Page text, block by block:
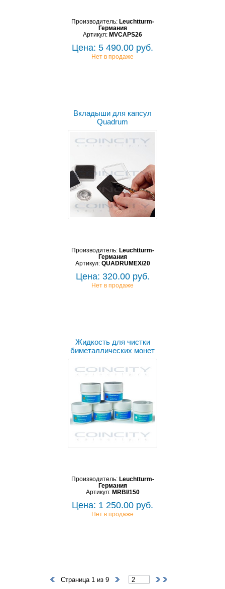
Производитель: Leuchtturm-
Германия
Артикул: MVCAPS26
Цена: 5 490.00 руб.
Нет в продаже
Вкладыши для капсул
Quadrum
Производитель: Leuchtturm-
Германия
Артикул: QUADRUMEX/20
Цена: 320.00 руб.
Нет в продаже
Жидкость для чистки
биметаллических монет
Производитель: Leuchtturm-
Германия
Артикул: MRBI/150
Цена: 1 250.00 руб.
Нет в продаже
Страница 1 из 9